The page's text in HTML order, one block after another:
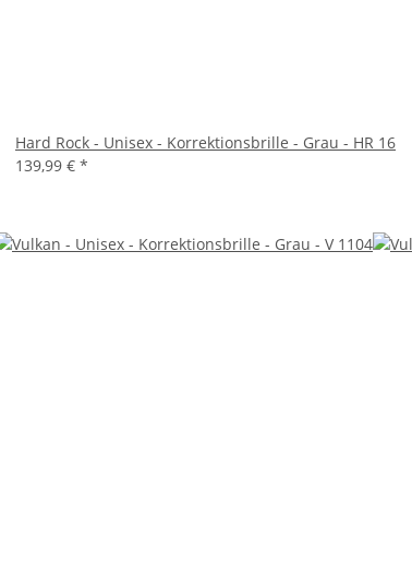
Hard Rock - Unisex - Korrektionsbrille - Grau - HR 16
139,99 € *